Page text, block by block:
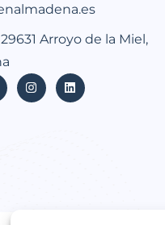
29631 Arroyo de la Miel,